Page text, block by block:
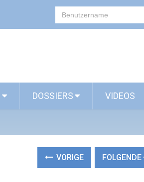
DOSSIERS VIDEOS
VORIGE FOLGENDE